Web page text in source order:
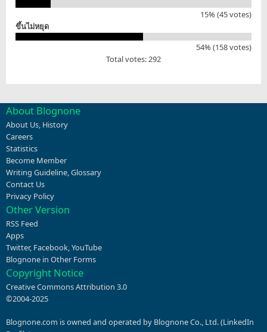
15% (45 votes)
ขึ้นไม่หยุด
54% (158 votes)
Total votes: 292
About Blognone
About Us, History
Careers
Statistics
Become Member
Writing Guideline,Glossary
Contact Us
Privacy Policy
Other Version
RSS Feed
Apps
Twitter, Facebook,YouTube
Blognone in Other Forms
Copyright Notice
Creative Commons Attribution 3.0
©2004-2025
Blognone.com is owned and operated by Blognone Co., Ltd. (LinkedIn